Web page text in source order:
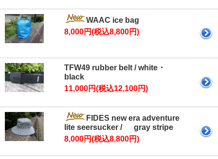
WAAC ice bag
8,000円(税込8,800円)
TFW49 rubber belt / white・
black
11,000円(税込12,100円)
FIDES new era adventure
lite seersucker / gray stripe
8,000円(税込8,800円)